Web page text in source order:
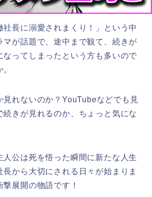
長に溺愛されまくり！ 」
という中
マが話題で、途中まで観て、続きが
なってしまったという方も多いので
見れないのか？YouTubeなどでも見
続きが見れるのか、ちょっと気にな
人公は死を悟った瞬間に新たな人生
長から大切にされる日々が始まりま
展開の物語です！